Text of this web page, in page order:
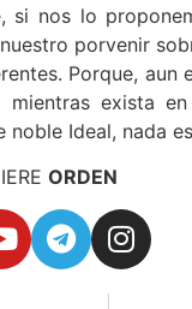
si nos lo
porvenir
Porque, aun
mientras exista
noble Ideal, nada
ORDEN